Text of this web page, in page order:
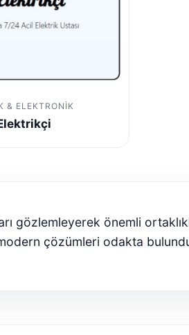
& ELEKTRONIK
gözlemleyerek önemli
çözümleri odakta